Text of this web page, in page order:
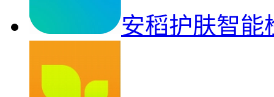
安稻护肤智能